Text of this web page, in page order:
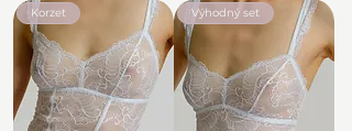
Korzet Výhodný set